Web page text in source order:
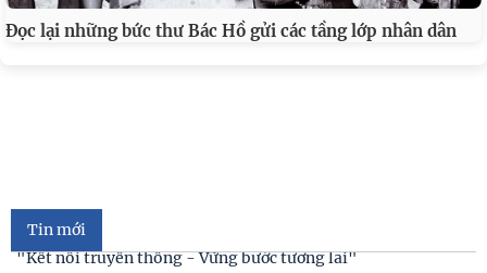
Đọc lại những bức thư Bác Hồ gửi các tầng lớp nhân dân
định, phát triển của đất nước
Hội thảo khoa học quốc tế: “Nền kinh tế độc lập, tự chủ: